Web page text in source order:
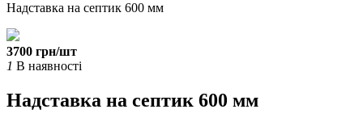
Надставка на септик 600 мм
3700 грн/шт
1 В наявності
Надставка на септик 600 мм